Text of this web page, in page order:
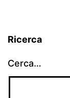
Ricerca
Cerca…